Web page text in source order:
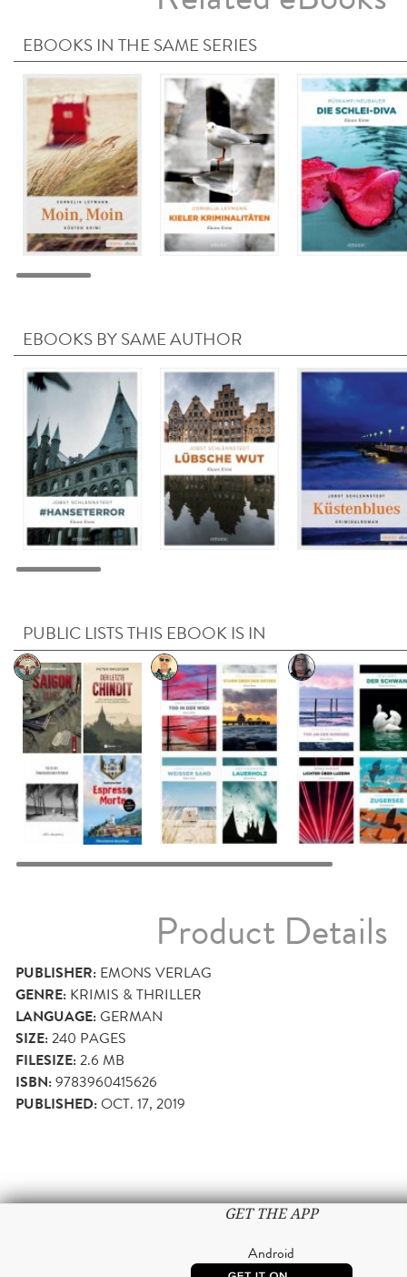
EBOOKS IN THE SAME SERIES
EBOOKS BY SAME AUTHOR
PUBLIC LISTS THIS EBOOK IS IN
Product Details
PUBLISHER: EMONS VERLAG
GENRE: KRIMIS & THRILLER
LANGUAGE:GERMAN
SIZE:240 PAGES
FILESIZE:2.6 MB
ISBN:9783960415626
PUBLISHED:OCT. 17, 2019
GET THE APP
Android